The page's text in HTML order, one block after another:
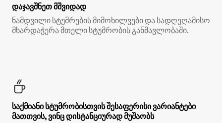
დაჯავშნეთ მშვიდად
ნამდვილი სტუმრების მიმოხილვები და სადღეღამისო
მხარდაჭერა მთელი სტუმრობის განმავლობაში.
საქმიანი სტუმრობისთვის შესაფერისი ვარიანტები
მათთვის, ვინც დისტანციურად მუშაობს